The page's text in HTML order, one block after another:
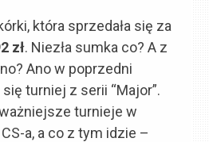
która sprzedała się za
zł. Niezła sumka co? A z
Ano w poprzedni
turniej z serii “Major”.
turnieje w
a, a co z tym idzie –